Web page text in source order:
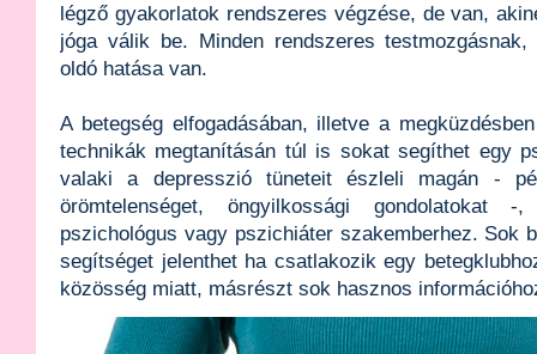
légző gyakorlatok rendszeres végzése, de van,
jóga válik be. Minden rendszeres
oldó hatása van.
A betegség elfogadásában, illetve a
technikák megtanításán túl is sokat segíthet egy
valaki a depresszió tüneteit észleli magán -
örömtelenséget, öngyilkossági gondolatokat -
pszichológus vagy pszichiáter szakemberhez. Sok
segítséget jelenthet ha csatlakozik egy
közösség miatt, másrészt sok hasznos